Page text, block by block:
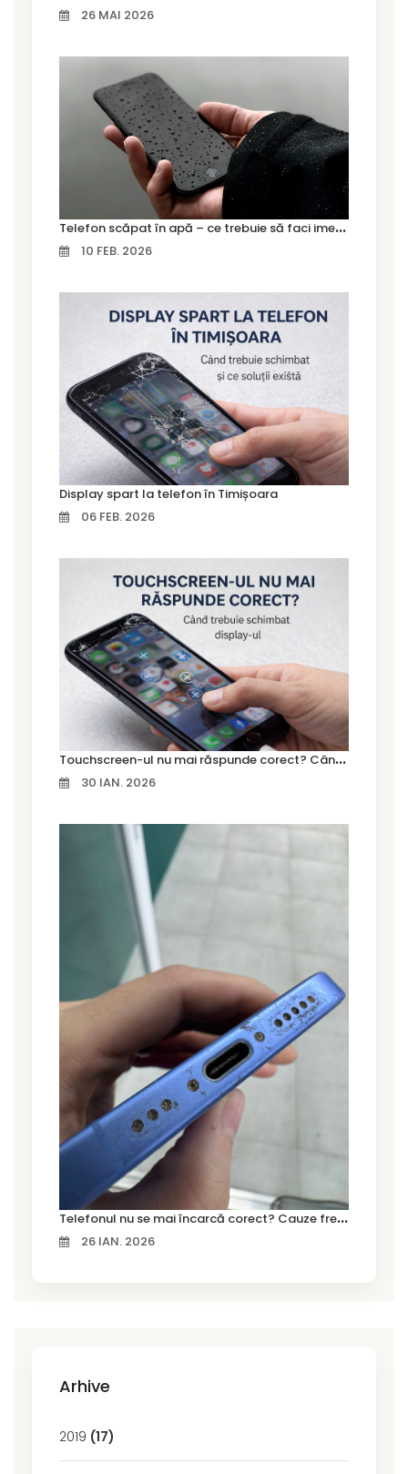
26 MAI 2026
T
elefon scăpat în apă – ce trebuie să faci imediat și ce greșeli să eviți
10 FEB. 2026
Display spart la telefon în Timișoara
06 FEB. 2026
T
ouchscreen-ul nu mai răspunde corect? Când trebuie schimbat display-ul
30 IAN. 2026
T
elefonul nu se mai încarcă corect? Cauze frecvente și soluții la service în Timișoara
26 IAN. 2026
Arhive
2019 (17)